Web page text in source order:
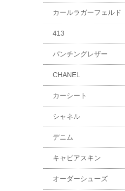
カールラガーフェルド
413
パンチングレザー
CHANEL
カーシート
シャネル
デニム
キャビアスキン
オーダーシューズ